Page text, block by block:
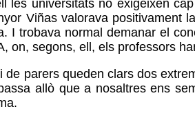
les universitats no exigeixen
Viñas valorava positivament
I trobava normal demanar el
on, segons, ell, els professors
de parers queden clars dos
allò que a nosaltres ens